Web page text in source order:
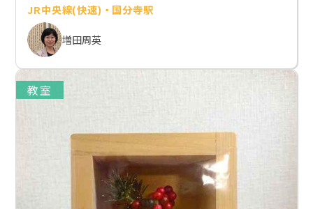
JR中央線(快速)・国分寺駅
増田周英
教室